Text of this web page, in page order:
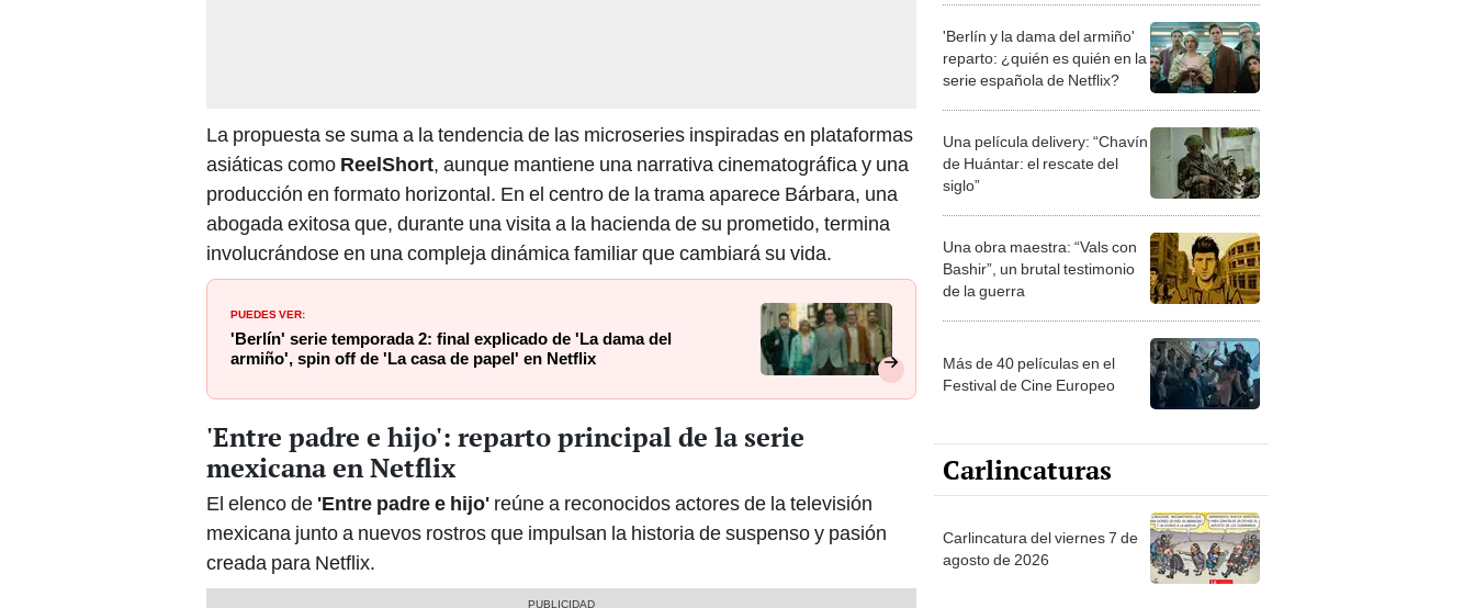
La propuesta se suma a la tendencia de las microseries inspiradas en plataformas
asiáticas como ReelShort, aunque mantiene una narrativa cinematográfica y una
producción en formato horizontal. En el centro de la trama aparece Bárbara, una
abogada exitosa que, durante una visita a la hacienda de su prometido, termina
involucrándose en una compleja dinámica familiar que cambiará su vida.
PUEDES VER:
'Berlín' serie temporada 2: final explicado de 'La dama del
armiño', spin off de 'La casa de papel' en Netflix
'Entre padre e hijo': reparto principal de la serie
mexicana en Netflix
El elenco de 'Entre padre e hijo' reúne a reconocidos actores de la televisión
mexicana junto a nuevos rostros que impulsan la historia de suspenso y pasión
creada para Netflix.
'Berlín y la dama del armiño'
reparto: ¿quién es quién en la
serie española de Netflix?
Una película delivery: “Chavín
de Huántar: el rescate del
siglo”
Una obra maestra: “Vals con
Bashir”, un brutal testimonio
de la guerra
Más de 40 películas en el
Festival de Cine Europeo
Carlincaturas
Carlincatura del viernes 7 de
agosto de 2026